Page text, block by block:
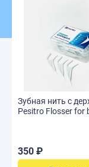
Зубная нить с
Pesitro Flosser for
350 ₽